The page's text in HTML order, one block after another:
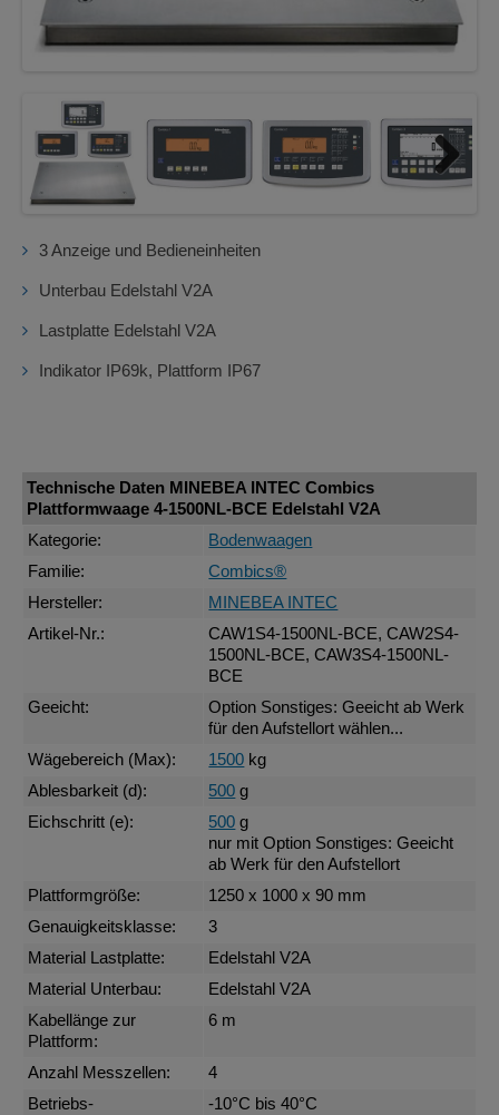
Next
3 Anzeige und Bedieneinheiten
Unterbau Edelstahl V2A
Lastplatte Edelstahl V2A
Indikator IP69k, Plattform IP67
Technische Daten MINEBEA INTEC Combics
Plattformwaage 4-1500NL-BCE Edelstahl V2A
Kategorie:
Bodenwaagen
Familie:
Combics®
Hersteller:
MINEBEA INTEC
Artikel-Nr.:
CAW1S4-1500NL-BCE, CAW2S4-
1500NL-BCE, CAW3S4-1500NL-
BCE
Geeicht:
Option Sonstiges: Geeicht ab Werk
für den Aufstellort wählen...
Wägebereich (Max):
1500 kg
Ablesbarkeit (d):
500 g
Eichschritt (e):
500 g
nur mit Option Sonstiges: Geeicht
ab Werk für den Aufstellort
Plattformgröße:
1250 x 1000 x 90 mm
Genauigkeitsklasse:
3
Material Lastplatte:
Edelstahl V2A
Material Unterbau:
Edelstahl V2A
Kabellänge zur
Plattform:
6 m
Anzahl Messzellen:
4
Betriebs-
-10°C bis 40°C